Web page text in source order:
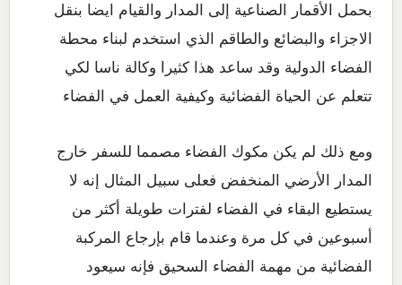
بحمل الأقمار الصناعية إلى المدار والقيام ايضا بنقل
الاجزاء والبضائع والطاقم الذي استخدم لبناء محطة
الفضاء الدولية وقد ساعد هذا كثيرا وكالة ناسا لكي
تتعلم عن الحياة الفضائية وكيفية العمل في الفضاء
ومع ذلك لم يكن مكوك الفضاء مصمما للسفر خارج
المدار الأرضي المنخفض فعلى سبيل المثال إنه لا
يستطيع البقاء في الفضاء لفترات طويلة أكثر من
أسبوعين في كل مرة وعندما قام بإرجاع المركبة
الفضائية من مهمة الفضاء السحيق فإنه سيعود